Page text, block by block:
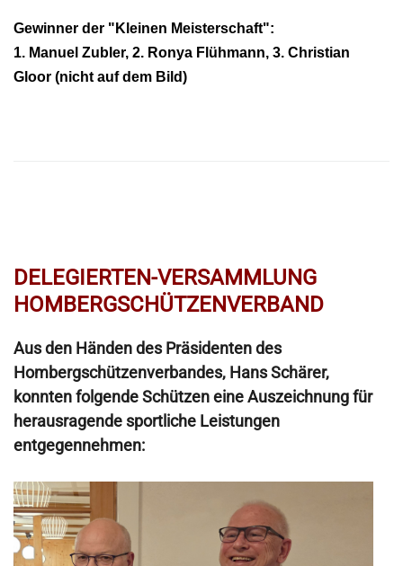
Gewinner der "Kleinen Meisterschaft":
1. Manuel Zubler, 2. Ronya Flühmann, 3. Christian
Gloor (nicht auf dem Bild)
DELEGIERTEN-VERSAMMLUNG
HOMBERGSCHÜTZENVERBAND
Aus den Händen des Präsidenten des
Hombergschützenverbandes, Hans Schärer,
konnten folgende Schützen eine Auszeichnung für
herausragendesportliche Leistungen
entgegennehmen: